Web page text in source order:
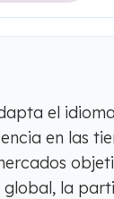
el
en las
la